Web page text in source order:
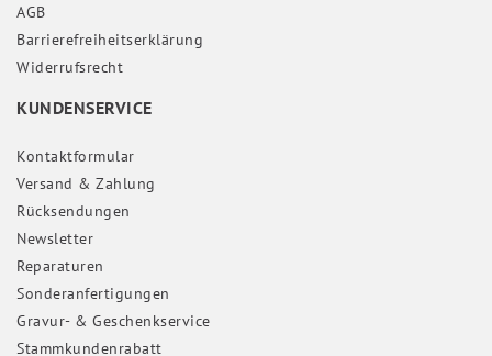
AGB
Barrierefreiheitserklärung
Widerrufs­recht
KUNDENSERVICE
Kontaktformular
Versand & Zahlung
Rücksendungen
Newsletter
Reparaturen
Sonderanfertigungen
Gravur- & Geschenkservice
Stammkundenrabatt